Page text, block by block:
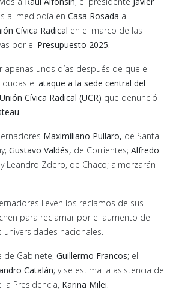
al mediodía en Casa Rosada a
Cívica Radical en el marco de las
por el Presupuesto 2025.
apenas unos días después de que el
el ataque a la sede central del
Cívica Radical (UCR) que denunció
.
Maximiliano Pullaro, de Santa
Gustavo Valdés, de Corrientes; Alfredo
Leandro Zdero, de Chaco; almorzarán
lleven los reclamos de sus
para reclamar por el aumento del
nacionales.
de Gabinete, Guillermo Francos; el
Catalán; y se estima la asistencia de
Presidencia, Karina Milei.